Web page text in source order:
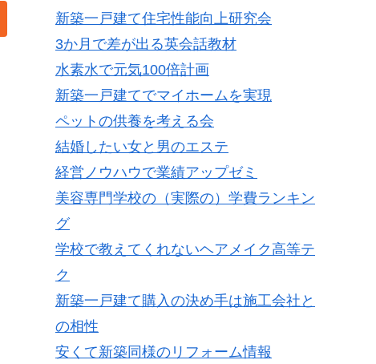
新築一戸建て住宅性能向上研究会
3か月で差が出る英会話教材
水素水で元気100倍計画
新築一戸建てでマイホームを実現
ペットの供養を考える会
結婚したい女と男のエステ
経営ノウハウで業績アップゼミ
美容専門学校の（実際の）学費ランキン
グ
学校で教えてくれないヘアメイク高等テ
ク
新築一戸建て購入の決め手は施工会社と
の相性
安くて新築同様のリフォーム情報